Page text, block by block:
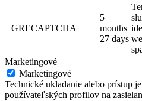
_GRECAPTCHA
5
months
27 days
Marketingové
Marketingové
Technické ukladanie alebo prístup
používateľských profilov na